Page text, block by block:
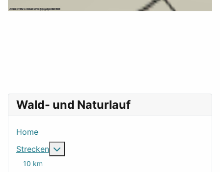
Wald- und Naturlauf
Home
Strecken
10 km